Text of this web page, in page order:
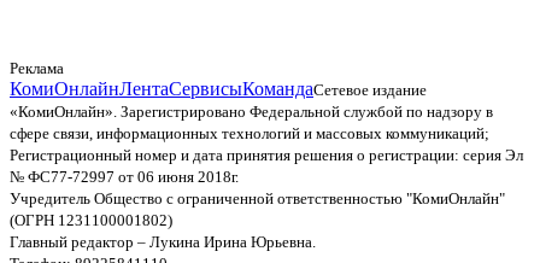
Реклама
КомиОнлайнЛентаСервисыКомандаСетевое издание
«КомиОнлайн». Зарегистрировано Федеральной службой по надзору в
сфере связи, информационных технологий и массовых коммуникаций;
Регистрационный номер и дата принятия решения о регистрации: серия Эл
№ ФС77-72997 от 06 июня 2018г.
Учредитель Общество с ограниченной ответственностью "КомиОнлайн"
(ОГРН 1231100001802)
Главный редактор – Лукина Ирина Юрьевна.